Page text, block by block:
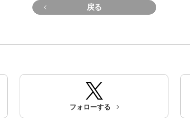
戻る
フォローする